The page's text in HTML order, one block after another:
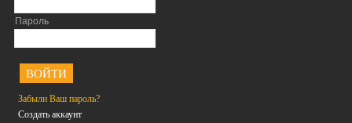
Пароль
Забыли Ваш пароль?
Создать аккаунт